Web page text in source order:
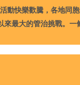
快樂歡騰，各地同胞
來最大的管治挑戰。一